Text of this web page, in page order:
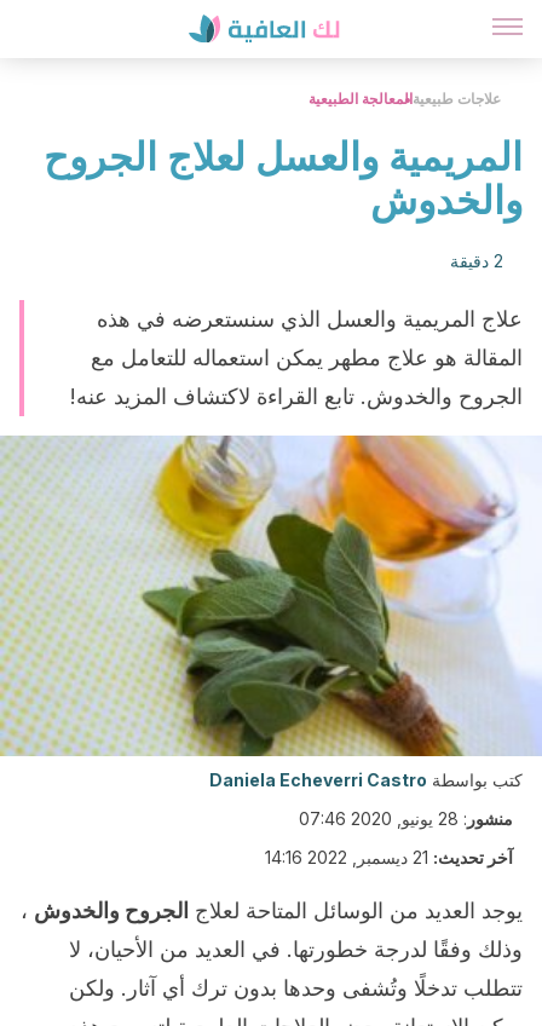
علاجات طبيعيةالمعالجة الطبيعية
المريمية والعسل لعلاج الجروح
والخدوش
2 دقيقة
علاج المريمية والعسل الذي سنستعرضه في هذه
المقالة هو علاج مطهر يمكن استعماله للتعامل مع
الجروح والخدوش. تابع القراءة لاكتشاف المزيد عنه!
كتب بواسطة Daniela Echeverri Castro
منشور : 28 يونيو, 2020 07:46
آخر تحديث: 21 ديسمبر, 2022 14:16
يوجد العديد من الوسائل المتاحة لعلاج الجروح والخدوش ،
وذلك وفقًا لدرجة خطورتها. في العديد من الأحيان، لا
تتطلب تدخلًا وتُشفى وحدها بدون ترك أي آثار. ولكن